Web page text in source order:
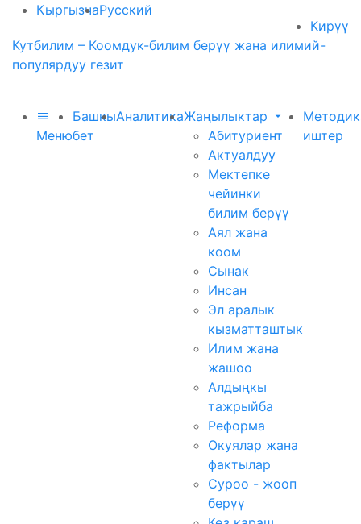
КыргызчаРусский
Кирүү
Кутбилим – Коомдук-билим берүү жана илимий-
популярдуу гезит
Меню
Башкы
бет
АналитикаЖаңылыктар
Абитуриент
Актуалдуу
Мектепке
чейинки
билим берүү
Аял жана
коом
Сынак
Инсан
Эл аралык
кызматташтык
Илим жана
жашоо
Алдыңкы
тажрыйба
Реформа
Окуялар жана
фактылар
Суроо - жооп
берүү
иштер